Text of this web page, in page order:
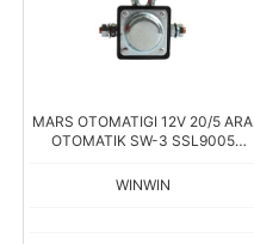
MARS OTOMATIGI 12V 20/5 ARA
OTOMATIK SW-3 SSL9005
WINWIN